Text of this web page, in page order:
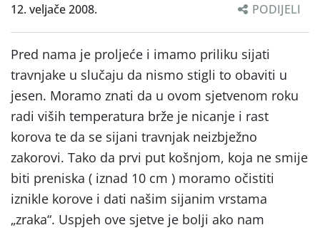
12. veljače 2008. PODIJELI
Pred nama je proljeće i imamo priliku sijati
travnjake u slučaju da nismo stigli to obaviti u
jesen. Moramo znati da u ovom sjetvenom roku
radi viših temperatura brže je nicanje i rast
korova te da se sijani travnjak neizbježno
zakorovi. Tako da prvi put košnjom, koja ne smije
biti preniska ( iznad 10 cm ) moramo očistiti
iznikle korove i dati našim sijanim vrstama
„zraka“. Uspjeh ove sjetve je bolji ako nam